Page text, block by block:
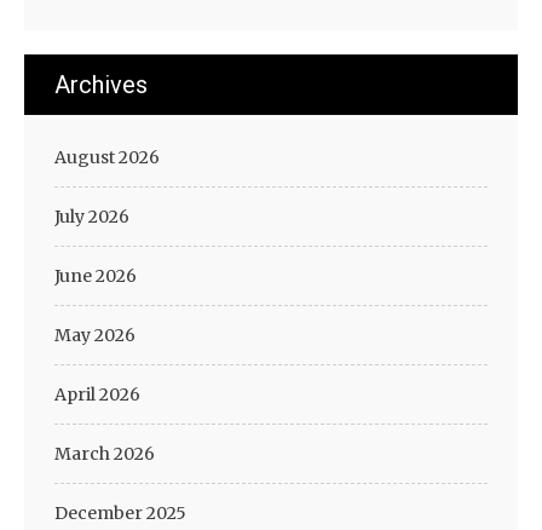
i
c
D
w
Archives
August 2026
July 2026
June 2026
May 2026
April 2026
March 2026
December 2025